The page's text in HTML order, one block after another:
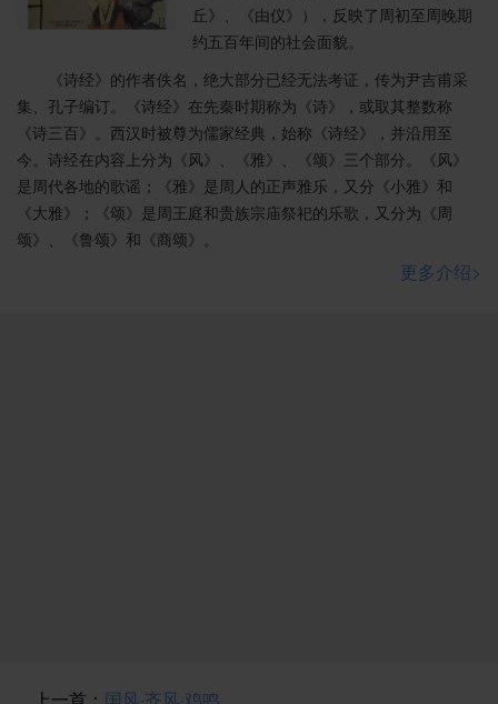
丘》、《由仪》），反映了周初至周晚期
约五百年间的社会面貌。
《诗经》的作者佚名，绝大部分已经无法考证，传为尹吉甫采
集、孔子编订。《诗经》在先秦时期称为《诗》，或取其整数称
《诗三百》。西汉时被尊为儒家经典，始称《诗经》，并沿用至
今。诗经在内容上分为《风》、《雅》、《颂》三个部分。《风》
是周代各地的歌谣；《雅》是周人的正声雅乐，又分《小雅》和
《大雅》；《颂》是周王庭和贵族宗庙祭祀的乐歌，又分为《周
颂》、《鲁颂》和《商颂》。
更多介绍>